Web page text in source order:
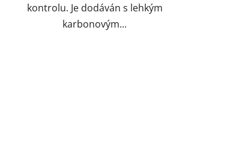
kontrolu. Je dodáván s lehkým
karbonovým...